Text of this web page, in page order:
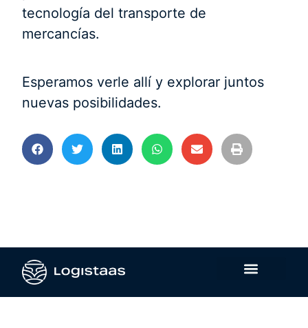
tecnología del transporte de
mercancías.
Esperamos verle allí y explorar juntos
nuevas posibilidades.